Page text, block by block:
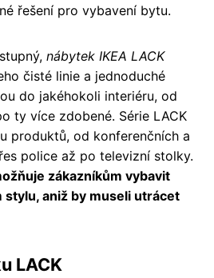
řešení pro vybavení bytu.
nábytek IKEA LACK
čisté linie a jednoduché
do jakéhokoli interiéru, od
ty více zdobené. Série LACK
produktů, od konferenčních a
police až po televizní stolky.
zákazníkům vybavit
aniž by museli utrácet
LACK